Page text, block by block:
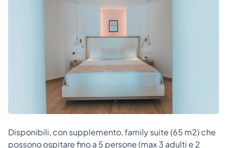
Disponibili, con supplemento, family suite (65 m2) che
possono ospitare fino a 5 persone (max 3 adulti e 2